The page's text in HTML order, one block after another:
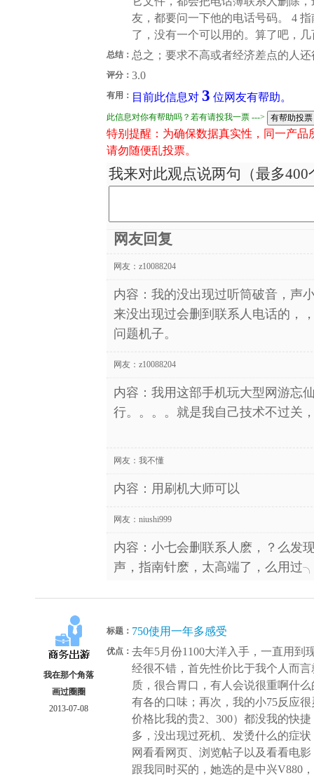
友，都要问一下他的电话号码。 4
了，没有一个可以用的。算了吧，
总结： 总之；要求不高或者经济差点的人
评分： 3.0
有用： 目前此信息对 3 位网友有帮助。
此信息对你有帮助吗？若有请投我一票 --->
特别提醒：为确保数据真实性，同一产
请勿随便乱投票。
我来对此观点说两句（最多400
网友回复
网友： z10088204
内容：我的没出现过听筒破音，声
来没出现过会删到联系人电话的，
问题机子。
网友： z10088204
内容：我用这部手机玩大型网游忘
行。。。。就是我自己技术不过关
网友： 我不懂
内容：用刷机大师可以
网友： niushi999
内容：小七会删联系人麽，？么发
声，指南针麽，太高端了，么
我在那个角落
画过圈圈
2013-07-08
标题： 750使用一年多感受
优点： 去年5月份1100大洋入手，一直用到
经很不错，首先性价比于我个人而
质，很合胃口，有人会说很重啊什
有各的口味；再次，我的小75反应
价格比我的贵2、300）都没我的快
多，没出现过死机、发烫什么的症
网看看网页、浏览帖子以及看看电
跟我同时买的，她选的是中兴V880